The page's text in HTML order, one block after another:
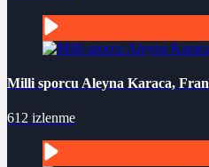
Milli sporcu Aleyna Karaca,
612 izlenme